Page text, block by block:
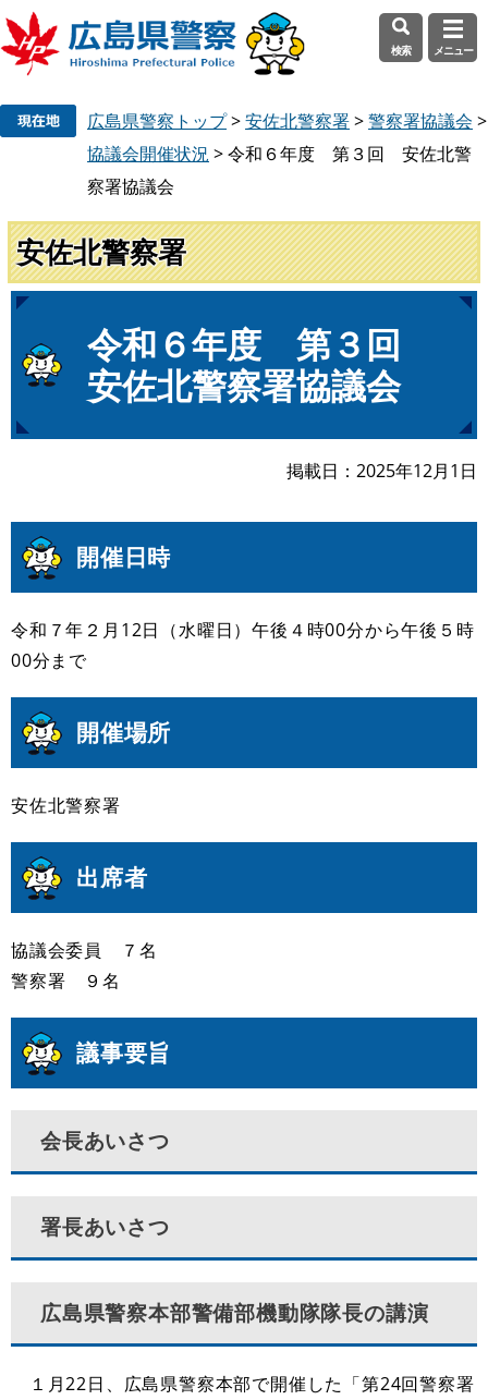
頭
で
す
。
飛
ば
し
て
検索 メニュー
広島県警察トップ>安佐北警察署>警察署協議会 >
協議会開催状況 >令和６年度 第３回 安佐北警
察署協議会
安佐北警察署
文
令和６年度 第３回
安佐北警察署協議会
掲載日 2025年12月1日
開催日時
令和７年２月12日（水曜日）午後４時00分から午後５時
00分まで
開催場所
安佐北警察署
出席者
協議会委員 ７名
警察署 ９名
議事要旨
会長あいさつ
署長あいさつ
広島県警察本部警備部機動隊隊長の講演
１月22日、広島県警察本部で開催した「第24回警察署